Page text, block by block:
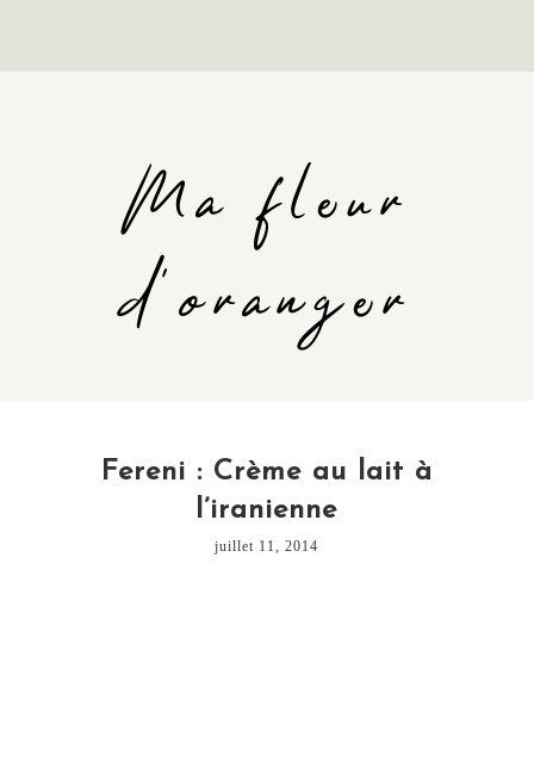
Ma fleur
d'oranger
Fereni : Crème au lait à
l’iranienne
juillet 11, 2014